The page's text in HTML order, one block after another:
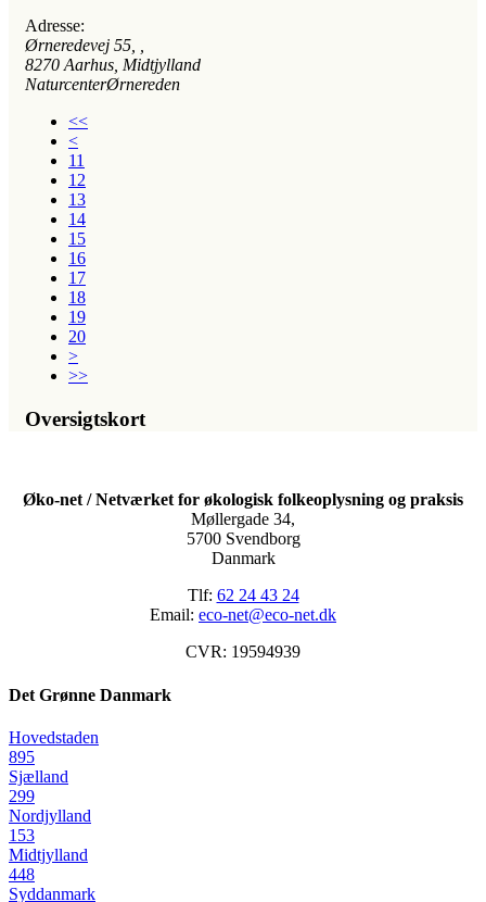
Adresse:
Ørneredevej 55
8270 Aarhus, Midtjylland
NaturcenterØrnereden
<<
<
11
12
13
14
15
16
17
18
19
20
>
>>
Oversigtskort
Øko-net / Netværket for økologisk folkeoplysning og praksis
Møllergade 34,
5700 Svendborg
Danmark
Tlf: 62 24 43 24
Email: eco-net@eco-net.dk
CVR: 19594939
Det Grønne Danmark
Hovedstaden
895
Sjælland
299
Nordjylland
153
Midtjylland
448
Syddanmark